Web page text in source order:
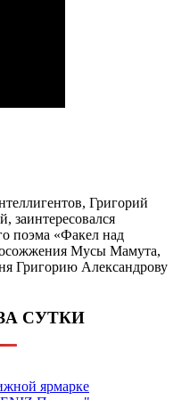
Григорий
заинтересовался
поэма «Факел над
Мусы Мамута,
Григорию Александрову
СУТКИ
ярмарке